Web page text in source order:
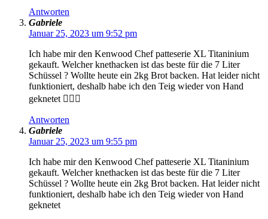
Antworten
Gabriele
Januar 25, 2023 um 9:52 pm
Ich habe mir den Kenwood Chef patteserie XL Titaninium
gekauft. Welcher knethacken ist das beste für die 7 Liter
Schüssel ? Wollte heute ein 2kg Brot backen. Hat leider nicht
funktioniert, deshalb habe ich den Teig wieder von Hand
geknetet 🤦🏼‍♀️
Antworten
Gabriele
Januar 25, 2023 um 9:55 pm
Ich habe mir den Kenwood Chef patteserie XL Titaninium
gekauft. Welcher knethacken ist das beste für die 7 Liter
Schüssel ? Wollte heute ein 2kg Brot backen. Hat leider nicht
funktioniert, deshalb habe ich den Teig wieder von Hand
geknetet